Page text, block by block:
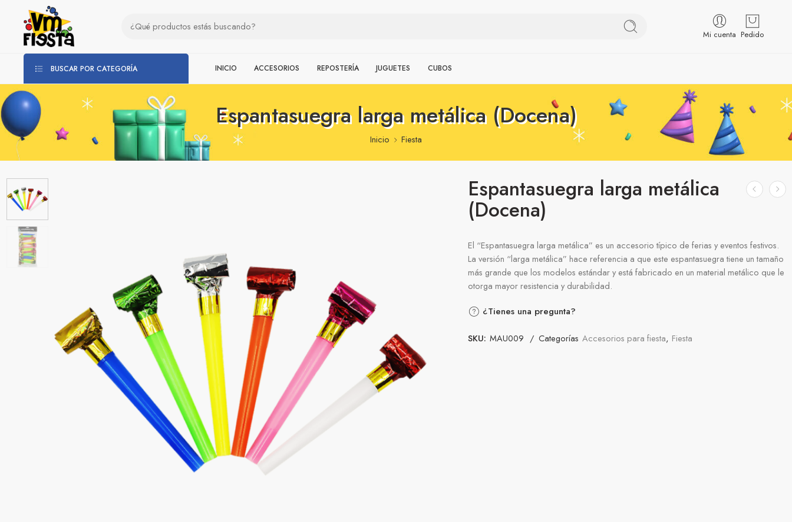
Mi cuenta Pedido
BUSCAR POR CATEGORÍA INICIO ACCESORIOS REPOSTERÍA JUGUETES CUBOS
Espantasuegra larga metálica (Docena)
Inicio Fiesta
Espantasuegra larga metálica
(Docena)
El “Espantasuegra larga metálica” es un accesorio típico de ferias y eventos festivos.
La versión “larga metálica” hace referencia a que este espantasuegra tiene un tamaño
más grande que los modelos estándar y está fabricado en un material metálico que le
otorga mayor resistencia y durabilidad.
¿Tienes una pregunta?
SKU: MAU009 Categorías Accesorios para fiesta, Fiesta